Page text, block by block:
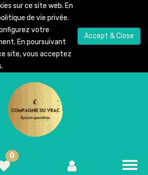
sur ce site web. En
de vie privée.
votre
En poursuivant
site, vous acceptez
Accept & Close
0